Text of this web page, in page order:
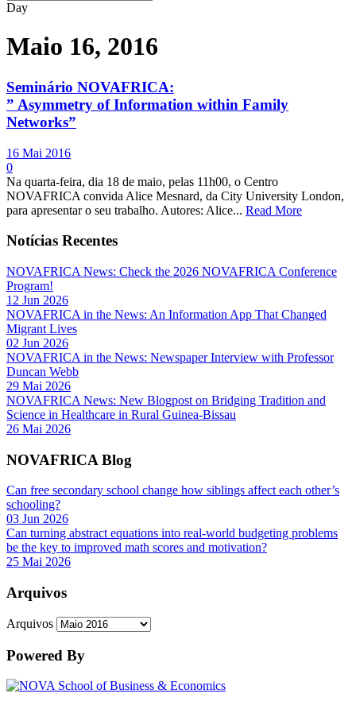
Day
Maio 16, 2016
Seminário NOVAFRICA:
” Asymmetry of Information within Family
Networks”
16 Mai 2016
0
Na quarta-feira, dia 18 de maio, pelas 11h00, o Centro
NOVAFRICA convida Alice Mesnard, da City University London,
para apresentar o seu trabalho. Autores: Alice... Read More
Notícias Recentes
NOVAFRICA News: Check the 2026 NOVAFRICA Conference
Program!
12 Jun 2026
NOVAFRICA in the News: An Information App That Changed
Migrant Lives
02 Jun 2026
NOVAFRICA in the News: Newspaper Interview with Professor
Duncan Webb
29 Mai 2026
NOVAFRICA News: New Blogpost on Bridging Tradition and
Science in Healthcare in Rural Guinea-Bissau
26 Mai 2026
NOVAFRICA Blog
Can free secondary school change how siblings affect each other’s
schooling?
03 Jun 2026
Can turning abstract equations into real-world budgeting problems
be the key to improved math scores and motivation?
25 Mai 2026
Arquivos
Arquivos
Powered By